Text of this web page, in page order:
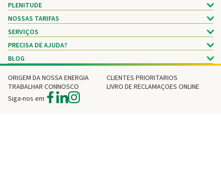
PLENITUDE
NOSSAS TARIFAS
SERVIÇOS
PRECISA DE AJUDA?
BLOG
ORIGEM DA NOSSA ENERGIA
CLIENTES PRIORITARIOS
TRABALHAR CONNOSCO
LIVRO DE RECLAMAÇOES ONLINE
Siga-nos em